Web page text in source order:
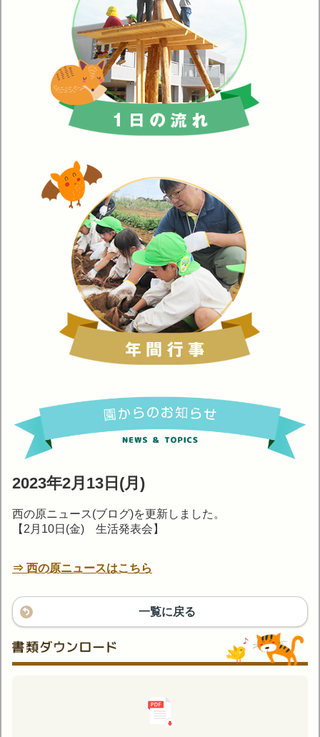
2023年2月13日(月)
西の原ニュース(ブログ)を更新しました。
【2月10日(金) 生活発表会】
⇒ 西の原ニュースはこちら
一覧に戻る